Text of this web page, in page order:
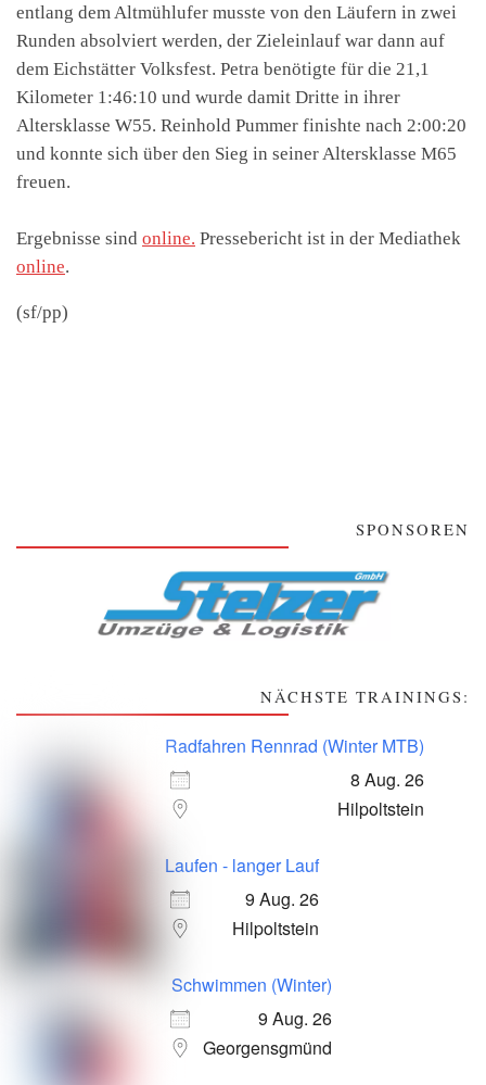
entlang dem Altmühlufer musste von den Läufern in zwei
Runden absolviert werden, der Zieleinlauf war dann auf
dem Eichstätter Volksfest. Petra benötigte für die 21,1
Kilometer 1:46:10 und wurde damit Dritte in ihrer
Altersklasse W55. Reinhold Pummer finishte nach 2:00:20
und konnte sich über den Sieg in seiner Altersklasse M65
freuen.
Ergebnisse sind online. Pressebericht ist in der Mediathek
online.
(sf/pp)
SPONSOREN
NÄCHSTE TRAININGS:
Radfahren Rennrad (Winter MTB)
8 Aug. 26
Hilpoltstein
Laufen - langer Lauf
9 Aug. 26
Hilpoltstein
Schwimmen (Winter)
9 Aug. 26
Georgensgmünd